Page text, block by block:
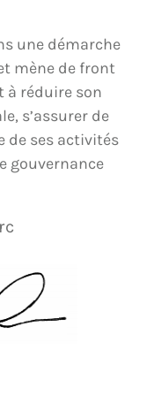
une démarche
mène de front
réduire son
s’assurer de
de ses activités
gouvernance